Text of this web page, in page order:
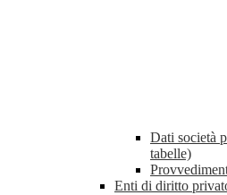
Dati società
tabelle)
Enti di diritto